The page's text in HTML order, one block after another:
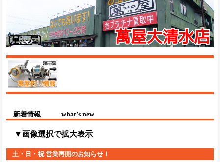
新着情報 what’s new
▼画像選択で拡大表示
土・日・祝 営業再開のお知らせ！